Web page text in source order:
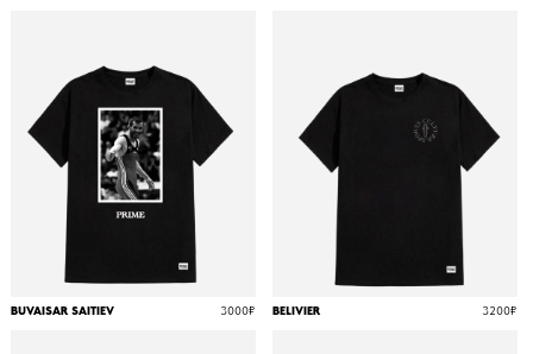
TEDDY-DINO 4990₽
BUVAISAR SAITIEV 3000₽ BELIVIER 3200₽